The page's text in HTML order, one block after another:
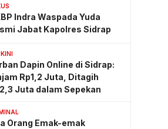
Indra Waspada Yuda
Jabat Kapolres Sidrap
Dapin Online di Sidrap:
Rp1,2 Juta, Ditagih
Juta dalam Sepekan
Orang Emak-emak